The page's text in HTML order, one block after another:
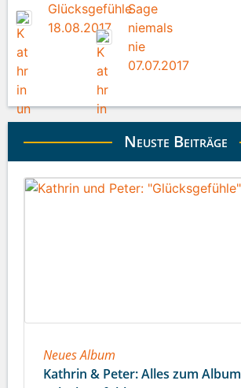
Glücksgefühle
18.08.2017
Sage
niemals
nie
07.07.2017
Neuste Beiträge
Neues Album
Kathrin & Peter: Alles zum Album